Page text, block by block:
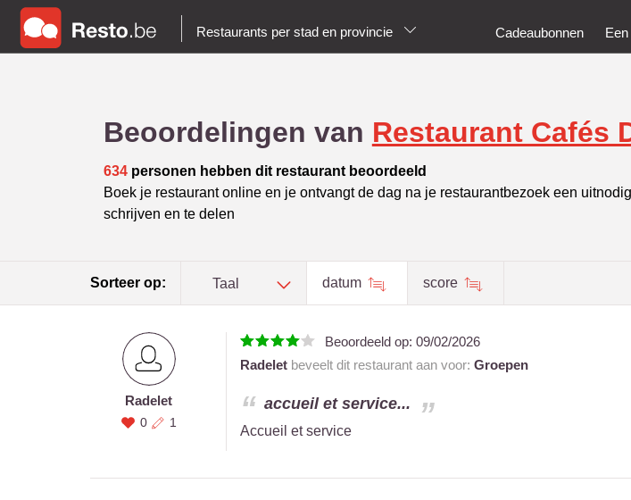
Restaurants per stad en provincie Cadeaubonnen
Beoordelingen van Restaurant Cafés
634personen hebben dit restaurant beoordeeld
Boek je restaurant online en je ontvangt de dag na je restaurantbezoek een
schrijven en te delen
Sorteer op: Taal datum score
Radelet
0 1
Beoordeeld op: 09/02/2026
Radeletbeveelt dit restaurant aan voor: Groepen
accueil et service...
Accueil et service